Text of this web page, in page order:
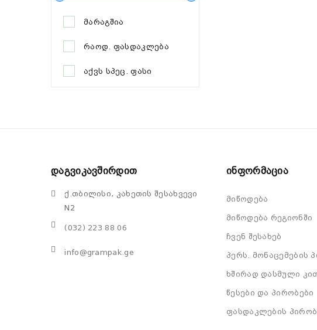
მარაგშია
რაოდ. ფასდაკლება
აქვს სპეც. ფასი
Დაგვიკავშირდით
ქ.თბილისი, კახეთის შესახვევი
N2
(032) 223 88 06
info@grampak.ge
Ინფორმაცია
მიწოდება
მიწოდება რეგიონში
ჩვენ შესახებ
პერს. მონაცემების
ხშირად დასმული
წესები და პირობები
ფასდაკლების